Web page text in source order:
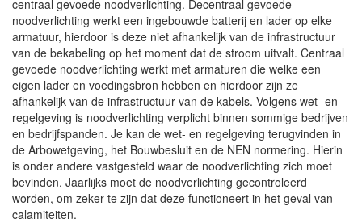
centraal gevoede noodverlichting. Decentraal gevoede
noodverlichting werkt een ingebouwde batterij en lader op elke
armatuur, hierdoor is deze niet afhankelijk van de infrastructuur
van de bekabeling op het moment dat de stroom uitvalt. Centraal
gevoede noodverlichting werkt met armaturen die welke een
eigen lader en voedingsbron hebben en hierdoor zijn ze
afhankelijk van de infrastructuur van de kabels. Volgens wet- en
regelgeving is noodverlichting verplicht binnen sommige bedrijven
en bedrijfspanden. Je kan de wet- en regelgeving terugvinden in
de Arbowetgeving, het Bouwbesluit en de NEN normering. Hierin
is onder andere vastgesteld waar de noodverlichting zich moet
bevinden. Jaarlijks moet de noodverlichting gecontroleerd
worden, om zeker te zijn dat deze functioneert in het geval van
calamiteiten.